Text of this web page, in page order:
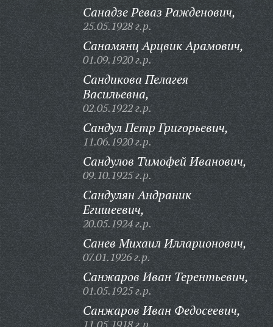
Санадзе Реваз Ражденович,
25.05.1928 г.р.
Санамянц Арцвик Арамович,
01.09.1920 г.р.
Сандикова Пелагея
Васильевна,
02.05.1922 г.р.
Сандул Петр Григорьевич,
11.06.1920 г.р.
Сандулов Тимофей Иванович,
09.10.1925 г.р.
Сандулян Андраник
Егишеевич,
20.05.1924 г.р.
Санев Михаил Илларионович,
07.01.1926 г.р.
Санжаров Иван Терентьевич,
01.05.1925 г.р.
Санжаров Иван Федосеевич,
11.05.1918 г.р.